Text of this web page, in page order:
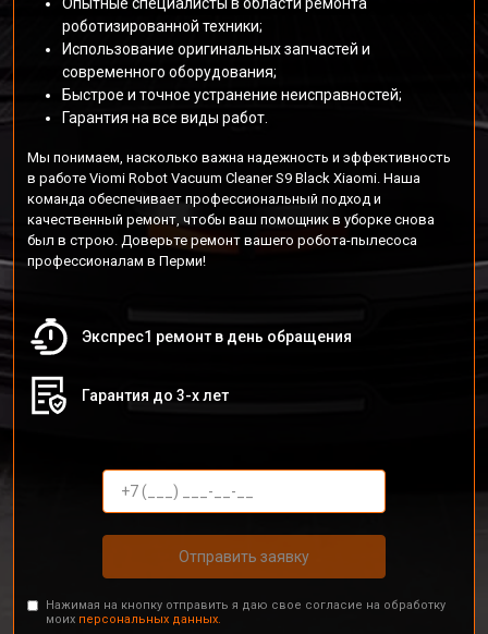
роботизированной техники;
Использование оригинальных запчастей и
современного оборудования;
Быстрое и точное устранение неисправностей;
Гарантия на все виды работ.
Мы понимаем, насколько важна надежность и эффективность
в работе Viomi Robot Vacuum Cleaner S9 Black Xiaomi. Наша
команда обеспечивает профессиональный подход и
качественный ремонт, чтобы ваш помощник в уборке снова
был в строю. Доверьте ремонт вашего робота-пылесоса
профессионалам в Перми!
Экспрес1 ремонт в день обращения
Гарантия до 3-х лет
Отправить заявку
Нажимая на кнопку отправить я даю свое согласие на обработку
моих персональных данных.